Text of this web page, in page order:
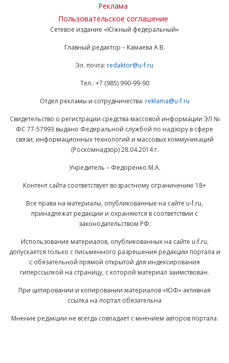
Реклама
Пользовательское соглашение
Сетевое издание «Южный федеральный»
Главный редактор – Камаева А.В.
Эл. почта: redaktor@u-f.ru
Тел.: +7 (985) 990-99-90
Отдел рекламы и сотрудничества: reklama@u-f.ru
Свидетельство о регистрации средства массовой информации ЭЛ №
ФС 77-57993 выдано Федеральной службой по надзору в сфере
связи, информационных технологий и массовых коммуникаций
(Роскомнадзор) 28.04.2014 г.
Учредитель – Федоренко М.А.
Контент сайта соответствует возрастному ограничению 18+
Все права на материалы, опубликованные на сайте u-f.ru,
принадлежат редакции и охраняются в соответствии с
законодательством РФ.
Использование материалов, опубликованных на сайте u-f.ru,
допускается только с письменного разрешения редакции портала и
с обязательной прямой открытой для индексирования
гиперссылкой на страницу, с которой материал заимствован.
При цитировании и копировании материалов «ЮФ» активная
ссылка на портал обязательна
Мнение редакции не всегда совпадает с мнением авторов портала.